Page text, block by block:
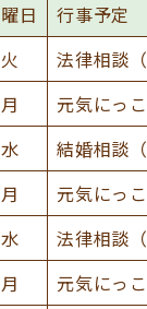
曜日
行事予定
火
法律相談（
月
元気にっ
水
結婚相談（
月
元気にっ
水
法律相談（
月
元気にっ